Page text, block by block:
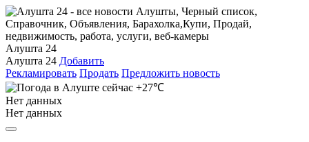
Алушта 24
Алушта 24 Добавить
Рекламировать Продать Предложить новость
+27℃
Нет данных
Нет данных